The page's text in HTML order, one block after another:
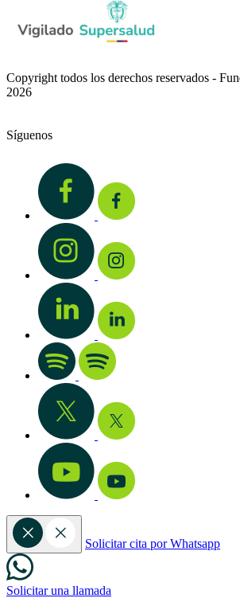
Copyright todos los derechos reservados -
2026
Síguenos
Solicitar cita por Whatsapp
Solicitar una llamada